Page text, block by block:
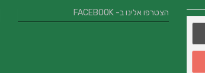
הצטרפו אלינו ב- FACEBOOK